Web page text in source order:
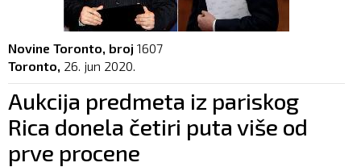
Novine Toronto, broj 1607
Toronto, 26. jun 2020.
Aukcija predmeta iz pariskog
Rica donela četiri puta više od
prve procene